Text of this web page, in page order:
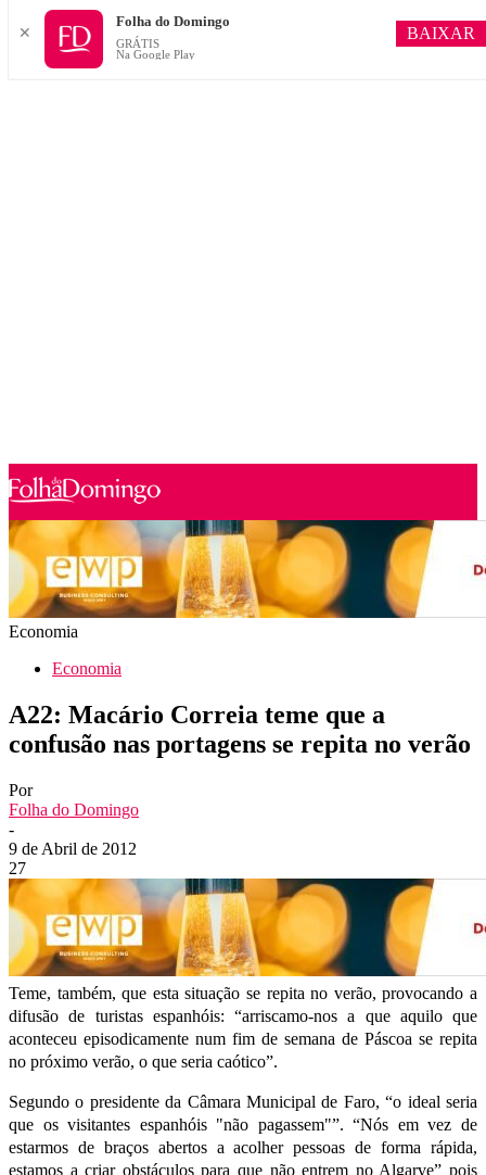
Economia
Economia
A22: Macário Correia teme que a
confusão nas portagens se repita no verão
Por
Folha do Domingo
-
9 de Abril de 2012
27
Teme, também, que esta situação se repita no verão, provocando a
difusão de turistas espanhóis: “arriscamo-nos a que aquilo que
aconteceu episodicamente num fim de semana de Páscoa se repita
no próximo verão, o que seria caótico”.
Segundo o presidente da Câmara Municipal de Faro, “o ideal seria
que os visitantes espanhóis "não pagassem"”. “Nós em vez de
estarmos de braços abertos a acolher pessoas de forma rápida,
estamos a criar obstáculos para que não entrem no Algarve” pois
✕
Folha do Domingo
GRÁTIS
Na Google Play
BAIXAR